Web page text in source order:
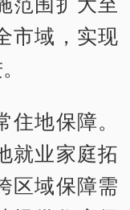
市域，实现
地保障。
就业家庭拓
区域保障需